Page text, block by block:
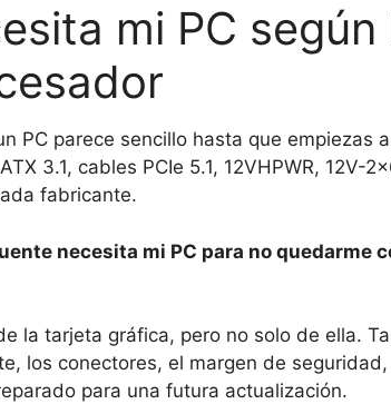
mi PC según
PC parece sencillo hasta que empiezas
3.1, cables PCIe 5.1, 12VHPWR, 12V-
fabricante.
necesita mi PC para no quedarme
la tarjeta gráfica, pero no solo de ella.
los conectores, el margen de
para una futura actualización.